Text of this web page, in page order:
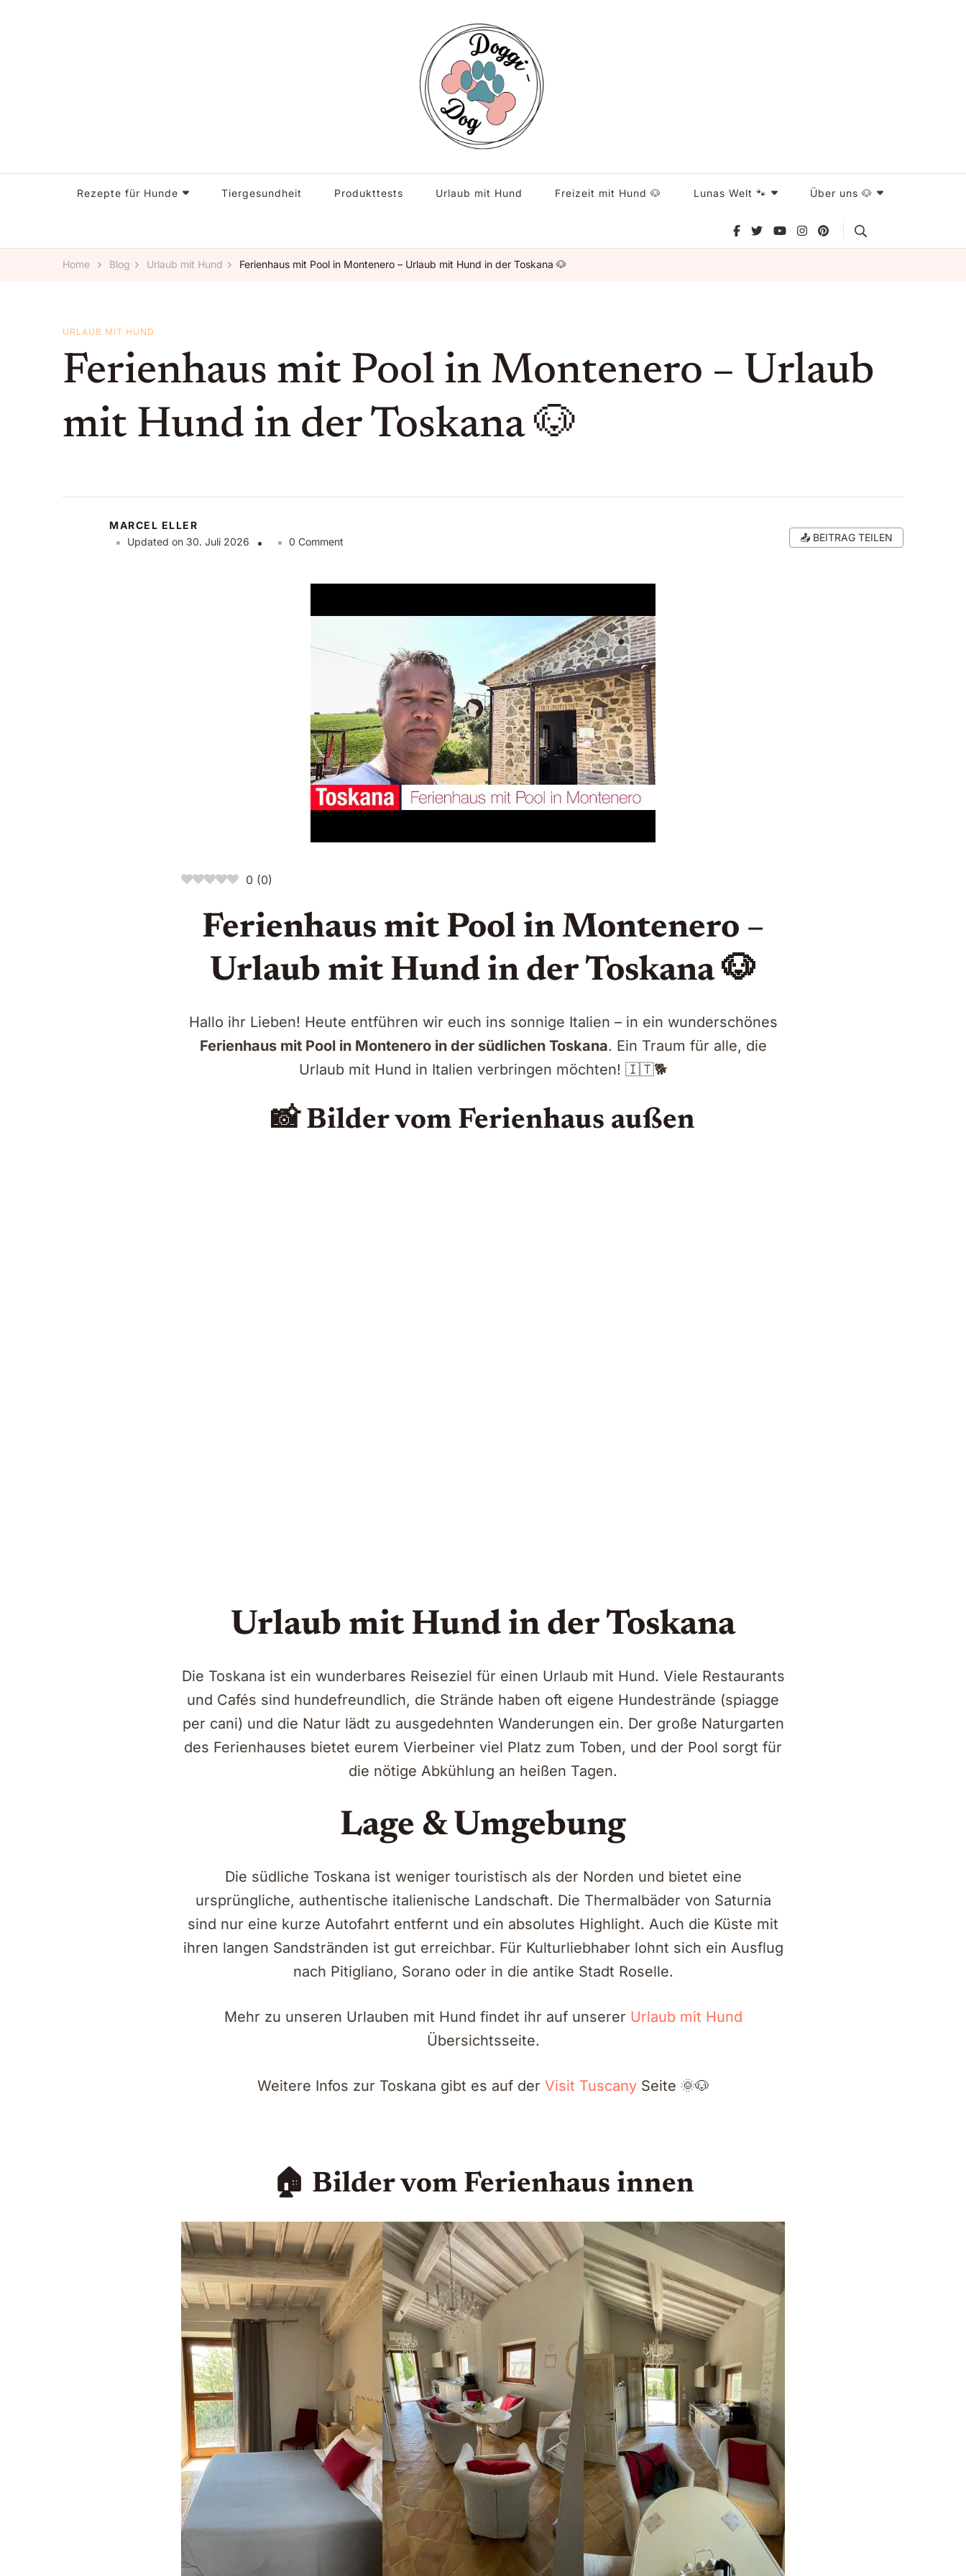
Doggi-Dog
Rezepte für Hunde Tiergesundheit Produkttests Urlaub mit Hund Freizeit mit Hund 🐶 Lunas Welt 🐾 Über uns 🐶
Home Blog Urlaub mit Hund Ferienhaus mit Pool in Montenero – Urlaub mit Hund in der Toskana 🐶
URLAUB MIT HUND
Ferienhaus mit Pool in Montenero – Urlaub
mit Hund in der Toskana 🐶
MARCEL ELLER
Updated on 30. Juli 2026 0 Comment
Urlaub
der
Toskana
🐶
📤 BEITRAG TEILEN
0 (0)
Ferienhaus mit Pool in Montenero –
Urlaub mit Hund in der Toskana 🐶
Hallo ihr Lieben! Heute entführen wir euch ins sonnige Italien – in ein wunderschönes
Ferienhaus mit Pool in Montenero in der südlichen Toskana. Ein Traum für alle, die
Urlaub mit Hund in Italien verbringen möchten! 🇮🇹🐕
📸 Bilder vom Ferienhaus außen
Urlaub mit Hund in der Toskana
Die Toskana ist ein wunderbares Reiseziel für einen Urlaub mit Hund. Viele Restaurants
und Cafés sind hundefreundlich, die Strände haben oft eigene Hundestrände (spiagge
per cani) und die Natur lädt zu ausgedehnten Wanderungen ein. Der große Naturgarten
des Ferienhauses bietet eurem Vierbeiner viel Platz zum Toben, und der Pool sorgt für
die nötige Abkühlung an heißen Tagen.
Lage & Umgebung
Die südliche Toskana ist weniger touristisch als der Norden und bietet eine
ursprüngliche, authentische italienische Landschaft. Die Thermalbäder von Saturnia
sind nur eine kurze Autofahrt entfernt und ein absolutes Highlight. Auch die Küste mit
ihren langen Sandstränden ist gut erreichbar. Für Kulturliebhaber lohnt sich ein Ausflug
nach Pitigliano, Sorano oder in die antike Stadt Roselle.
Mehr zu unseren Urlauben mit Hund findet ihr auf unserer Urlaub mit Hund
Übersichtsseite.
Weitere Infos zur Toskana gibt es auf der Visit TuscanySeite 🌞🐶
🏠 Bilder vom Ferienhaus innen